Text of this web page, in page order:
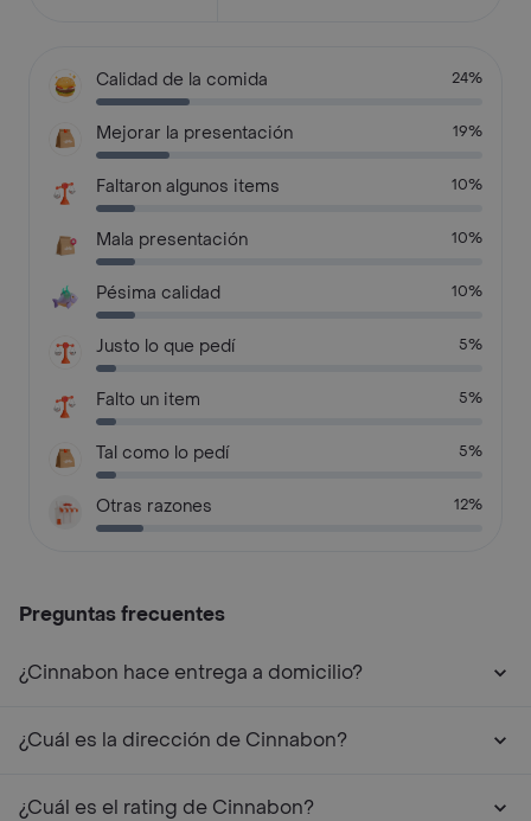
Calidad de la comida 24%
Mejorar la presentación 19%
Faltaron algunos items 10%
Mala presentación 10%
Pésima calidad 10%
Justo lo que pedí 5%
Falto un item 5%
Tal como lo pedí 5%
Otras razones 12%
Preguntas frecuentes
¿Cinnabon hace entrega a domicilio?
¿Cuál es la dirección de Cinnabon?
¿Cuál es el rating de Cinnabon?